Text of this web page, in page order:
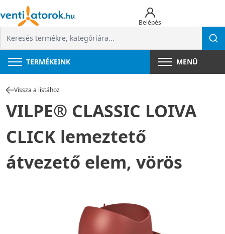
Belépés
TERMÉKEINK MENÜ
Vissza a listához
VILPE® CLASSIC LOIVA
CLICK lemeztető
átvezető elem, vörös